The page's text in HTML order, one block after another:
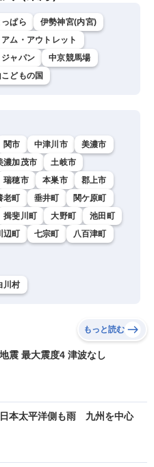
ぱら
伊勢神宮(内宮)
ム・アウトレット
ャパン
中京競馬場
どもの国
関市 中津川市
美濃市
濃加茂市
土岐市
瑞穂市 本巣市
郡上市
老町 垂井町
関ケ原町
揖斐川町 大野町
池田町
辺町 七宗町
八百津町
川村
もっと読む
震 最大震度4 津波なし
本太平洋側も雨 九州を中心